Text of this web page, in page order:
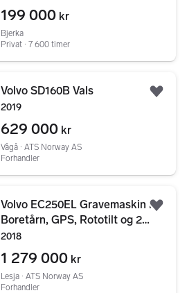
199 000 kr
Bjerka
Privat ∙ 7 600 timer
Volvo SD160B Vals
2019
629 000 kr
Vågå ∙ ATS Norway AS
Forhandler
Volvo EC250EL Gravemaskin m/
Boretårn, GPS, Rototilt og 2
skuffer. SE VIDEO
2018
1 279 000 kr
Lesja ∙ ATS Norway AS
Forhandler